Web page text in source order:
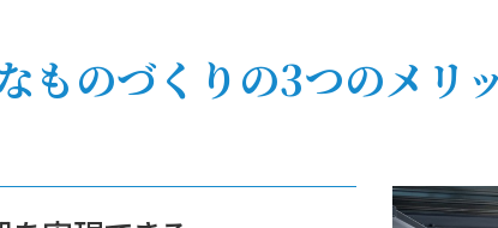
ものづくりの3つのメリ